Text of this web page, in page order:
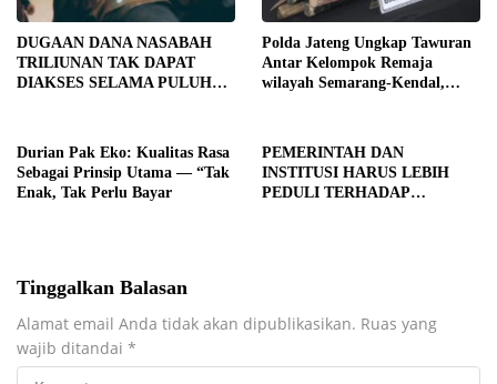
DUGAAN DANA NASABAH
TRILIUNAN TAK DAPAT
DIAKSES SELAMA PULUHAN
TRANSPARANSI DAN
PEMERIKSAAN
MENYELURUH
Polda Jateng Ungkap Tawuran
Antar Kelompok Remaja
wilayah Semarang-Kendal,
Durian Pak Eko: Kualitas Rasa
Sebagai Prinsip Utama — “Tak
Enak, Tak Perlu Bayar
PEMERINTAH DAN
INSTITUSI HARUS LEBIH
PEDULI TERHADAP
Tinggalkan Balasan
Alamat email Anda tidak akan dipublikasikan. Ruas yang
wajib ditandai *